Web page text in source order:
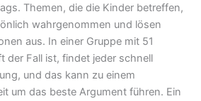
Themen, die die Kinder betreffen,
wahrgenommen und lösen
aus. In einer Gruppe mit 51
der Fall ist, findet jeder schnell
und das kann zu einem
um das beste Argument führen. Ein